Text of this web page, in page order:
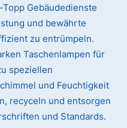
Gebäudedienste
und bewährte
zu entrümpeln.
Taschenlampen für
speziellen
und Feuchtigkeit
recyceln und entsorgen
und Standards.